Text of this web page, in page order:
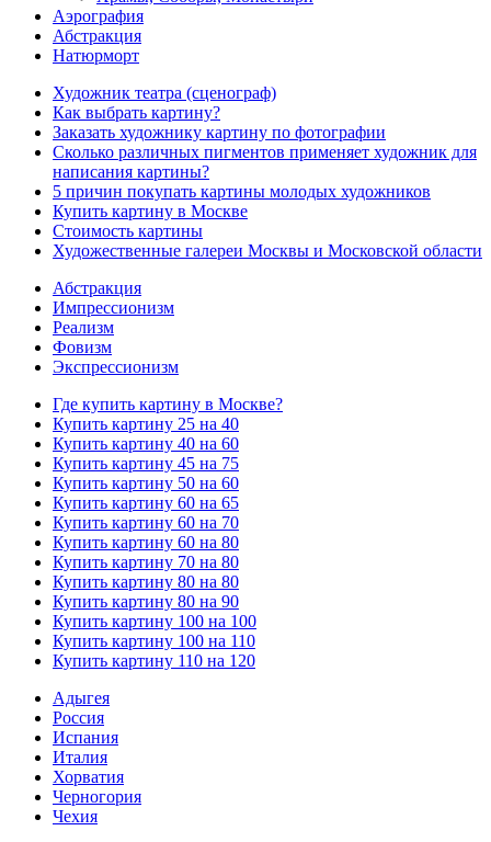
Аэрография
Абстракция
Натюрморт
Художник театра (сценограф)
Как выбрать картину?
Заказать художнику картину по фотографии
Сколько различных пигментов применяет художник для
написания картины?
5 причин покупать картины молодых художников
Купить картину в Москве
Стоимость картины
Художественные галереи Москвы и Московской области
Абстракция
Импрессионизм
Реализм
Фовизм
Экспрессионизм
Где купить картину в Москве?
Купить картину 25 на 40
Купить картину 40 на 60
Купить картину 45 на 75
Купить картину 50 на 60
Купить картину 60 на 65
Купить картину 60 на 70
Купить картину 60 на 80
Купить картину 70 на 80
Купить картину 80 на 80
Купить картину 80 на 90
Купить картину 100 на 100
Купить картину 100 на 110
Купить картину 110 на 120
Адыгея
Россия
Испания
Италия
Хорватия
Черногория
Чехия